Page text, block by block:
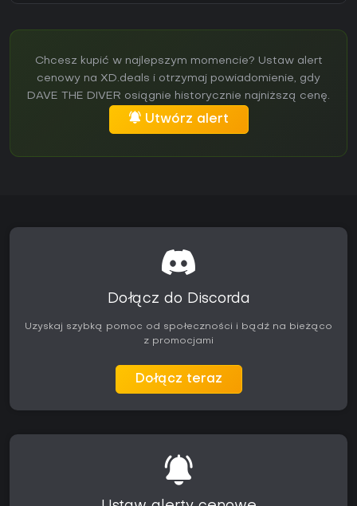
Chcesz kupić w najlepszym momencie? Ustaw alert
cenowy na XD.deals i otrzymaj powiadomienie, gdy
DAVE THE DIVER osiągnie historycznie najniższą cenę.
Utwórz alert
Dołącz do Discorda
Uzyskaj szybką pomoc od społeczności i bądź na bieżąco
z promocjami
Dołącz teraz